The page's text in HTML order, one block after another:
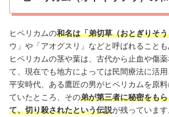
ヒペリカムの和名は「弟切草（おとぎりそ
ウ」や「アオグスリ」などと呼ばれることも
ヒペリカムの茎や葉は、古代から止血や傷
て、現在でも地方によっては民間療法に活用
平安時代、ある鷹匠の男がヒペリカムを原
ていたところ、その弟が第三者に秘密をも
て、切り殺されたという伝説が残っています